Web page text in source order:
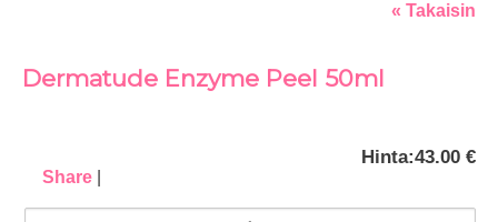
« Takaisin
Dermatude Enzyme Peel 50ml
Share
Hinta:43.00 €